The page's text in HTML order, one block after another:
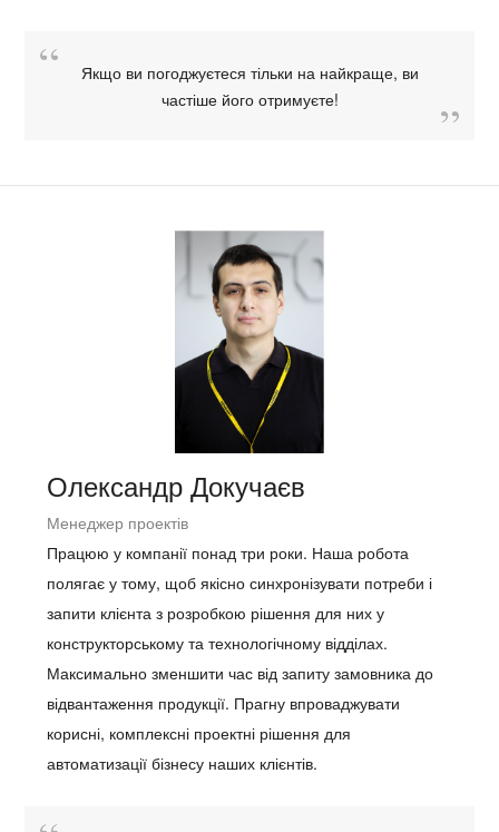
Якщо ви погоджуєтеся тільки на найкраще, ви
частіше його отримуєте!
Олександр Докучаєв
Менеджер проектів
Працюю у компанії понад три роки. Наша робота
полягає у тому, щоб якісно синхронізувати потреби і
запити клієнта з розробкою рішення для них у
конструкторському та технологічному відділах.
Максимально зменшити час від запиту замовника до
відвантаження продукції. Прагну впроваджувати
корисні, комплексні проектні рішення для
автоматизації бізнесу наших клієнтів.